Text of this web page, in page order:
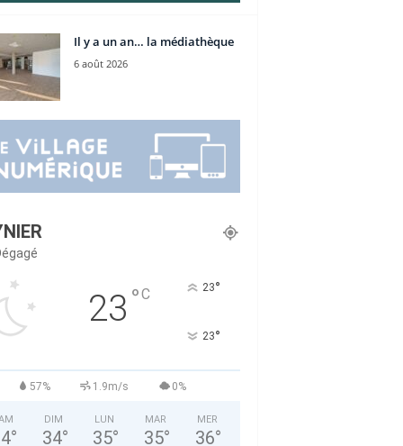
Il y a un an… la médiathèque
6 août 2026
23 °C 23°
23°
57% 1.9m/s 0%
°
DIM
34°
LUN
35°
MAR
35°
MER
36°